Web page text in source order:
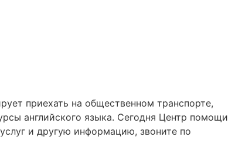
приехать на общественном транспорте,
английского языка. Сегодня Центр помощи
и другую информацию, звоните по